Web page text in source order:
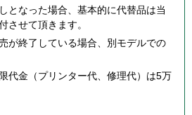
となった場合、基本的に代替品は当
させて頂きます。
が終了している場合、別モデルでの
代金（プリンター代、修理代）は5万